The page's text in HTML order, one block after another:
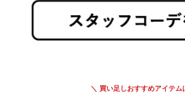
＼ 買い足しおすすめアイテム